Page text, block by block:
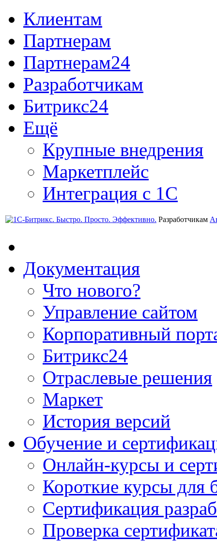
Клиентам
Партнерам
Партнерам24
Разработчикам
Битрикс24
Ещё
Крупные внедрения
Маркетплейс
Интеграция с 1С
Разработчикам
Документация
Что нового?
Управление сайтом
Корпоративный
Битрикс24
Отраслевые решения
Маркет
История версий
Обучение и
Онлайн-курсы и
Короткие курсы для
Сертификация
Проверка